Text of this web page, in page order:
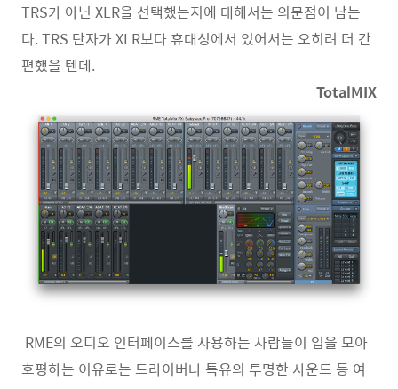
TRS가 아닌 XLR을 선택했는지에 대해서는 의문점이 남는
다. TRS 단자가 XLR보다 휴대성에서 있어서는 오히려 더 간
편했을 텐데.
TotalMIX
RME의 오디오 인터페이스를 사용하는 사람들이 입을 모아
호평하는 이유로는 드라이버나 특유의 투명한 사운드 등 여